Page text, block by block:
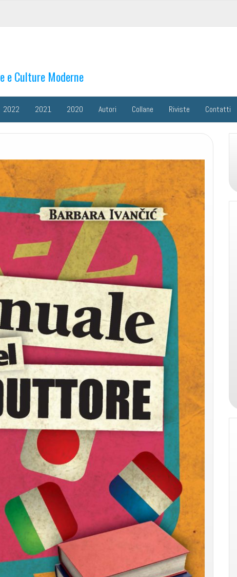
e Culture Moderne
2022 2021 2020 Autori Collane Riviste Contatti